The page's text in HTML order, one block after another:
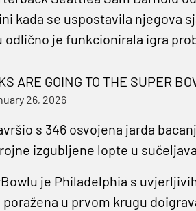
kada se uspostavila njegova
je funkcionirala igra
ARE GOING TO THE SUPER
26, 2026
s 346 osvojena jarda
izgubljene lopte u
je Philadelphia s
u prvom krugu